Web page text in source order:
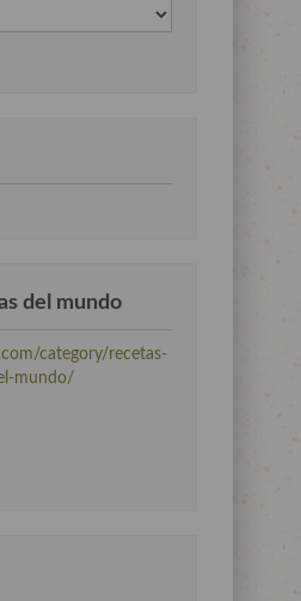
del mundo
category/recetas-
mundo/